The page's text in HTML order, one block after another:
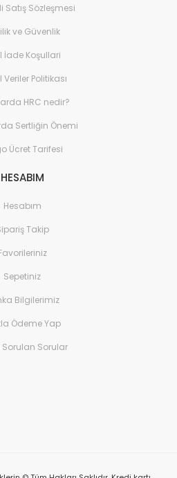
Satış Sözleşmesi
ve Güvenlik
İade Koşullari
Veriler Politikası
HRC nedir?
Sertliğin Önemi
Ücret Tarifesi
HESABIM
Hesabım
Takip
Sepetiniz
Bilgilerimiz
Ödeme Yap
Sorulan Sorular